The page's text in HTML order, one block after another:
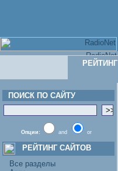
РЕЙТИНГ
ПОИСК ПО САЙТУ
Опции: and or
РЕЙТИНГ САЙТОВ
Все разделы